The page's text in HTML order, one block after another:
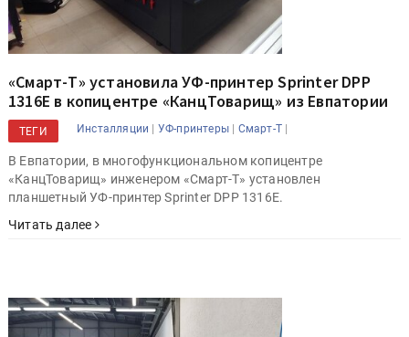
«Смарт-Т» установила УФ-принтер Sprinter DPP
1316E в копицентре «КанцТоварищ» из Евпатории
ТЕГИ Инсталляции | УФ-принтеры | Смарт-Т |
В Евпатории, в многофункциональном копицентре
«КанцТоварищ» инженером «Смарт-Т» установлен
планшетный УФ-принтер Sprinter DPP 1316E.
Читать далее